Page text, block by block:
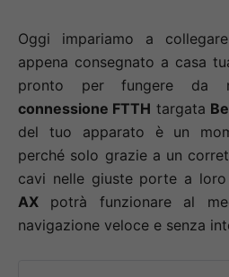
Oggi impariamo a
appena consegnato a casa
pronto per fungere da
connessione FTTH targata
del tuo apparato è un
perché solo grazie a un
cavi nelle giuste porte a
AX potrà funzionare al
navigazione veloce e senza